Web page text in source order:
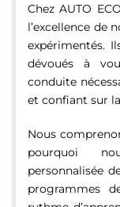
Chez AUTO
l’excellence de
expérimentés.
dévoués à
conduite
et confiant sur
Nous
pourquoi
personnalisée
programmes